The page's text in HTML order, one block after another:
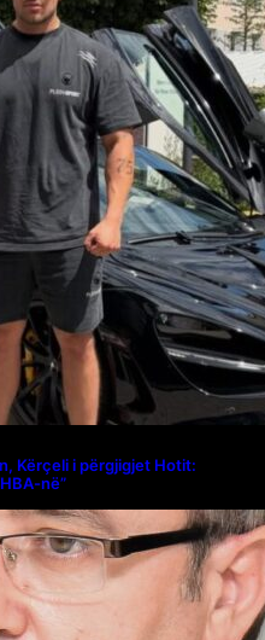
Kërçeli i përgjigjet Hotit:
në”